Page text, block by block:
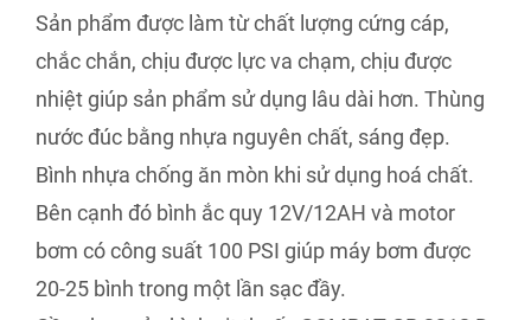
Sản phẩm được làm từ chất lượng cứng cáp,
chắc chắn, chịu được lực va chạm, chịu được
nhiệt giúp sản phẩm sử dụng lâu dài hơn. Thùng
nước đúc bằng nhựa nguyên chất, sáng đẹp.
Bình nhựa chống ăn mòn khi sử dụng hoá chất.
Bên cạnh đó bình ắc quy 12V/12AH và motor
bơm có công suất 100 PSI giúp máy bơm được
20-25 bình trong một lần sạc đầy.